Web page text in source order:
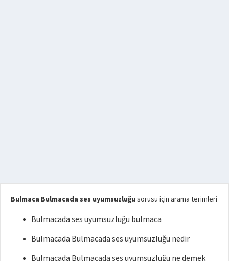
Bulmaca Bulmacada ses uyumsuzluğu sorusu için arama terimleri
Bulmacada ses uyumsuzluğu bulmaca
Bulmacada Bulmacada ses uyumsuzluğu nedir
Bulmacada Bulmacada ses uyumsuzluğu ne demek